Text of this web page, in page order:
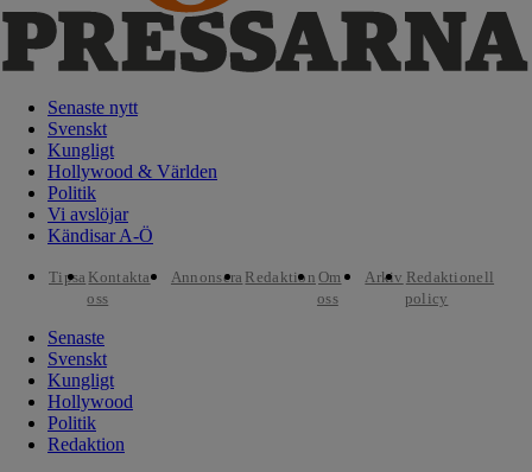
Senaste nytt
Svenskt
Kungligt
Hollywood & Världen
Politik
Vi avslöjar
Kändisar A-Ö
Tipsa Kontakta
oss
Annonsera Redaktion Om
oss
Arkiv Redaktionell
policy
Senaste
Svenskt
Kungligt
Hollywood
Politik
Redaktion